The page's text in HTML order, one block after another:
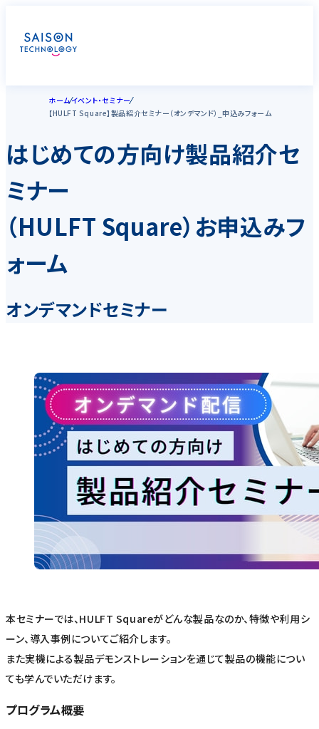
ホームイベント・セミナー
【HULFT Square】製品紹介セミナー（オンデマンド）_申込みフォーム
はじめての方向け製品紹介セ
ミナー
（HULFT Square）お申込みフ
ォーム
オンデマンドセミナー
本セミナーでは、HULFT Squareがどんな製品なのか、特徴や利用シ
ーン、導入事例についてご紹介します。
また実機による製品デモンストレーションを通じて製品の機能につい
ても学んでいただけます。
プログラム概要